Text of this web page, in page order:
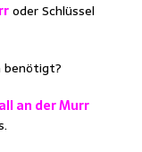
oder Schlüssel
benötigt?
an der Murr